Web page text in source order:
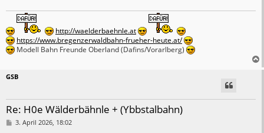
http://waelderbaehnle.at
https://www.bregenzerwaldbahn-frueher-heute.at/
Modell Bahn Freunde Oberland (Dafins/Vorarlberg)
GSB
Re: H0e Wälderbähnle + (Ybbstalbahn)
B3. April 2026, 18:02